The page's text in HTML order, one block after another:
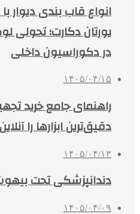
انواع قاب بندی
یورتان دکارت؛
در دکوراسیون داخلی
۱۴۰۵/۰۴/۱۵
راهنمای جامع خرید
دقیق‌ترین ابزارها را
۱۴۰۵/۰۴/۱۳
دندانپزشکی تحت
۱۴۰۵/۰۴/۰۹